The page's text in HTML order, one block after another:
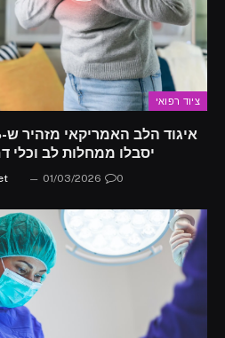
ציוד רפואי
יסבלו ממחלות לב וכלי דם
01/03/2026 0